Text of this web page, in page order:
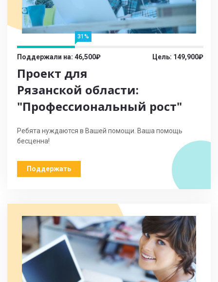
31%
Поддержали на: 46,500₽ Цель: 149,900₽
Проект для
Рязанской области:
"Профессиональный рост"
Ребята нуждаются в Вашей помощи. Ваша помощь
бесценна!
Поддержать